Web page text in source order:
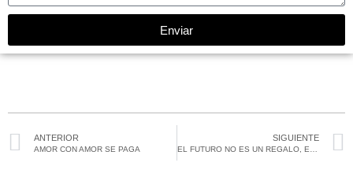
Enviar
ANTERIOR
AMOR CON AMOR SE PAGA
SIGUIENTE